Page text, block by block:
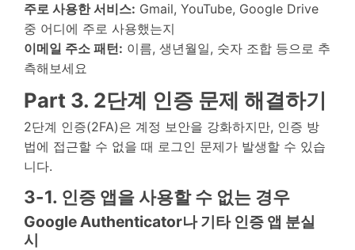
주로 사용한 서비스: Gmail, YouTube, Google Drive
중 어디에 주로 사용했는지
이메일 주소 패턴: 이름, 생년월일, 숫자 조합 등으로 추
측해보세요
Part 3. 2단계 인증 문제 해결하기
2단계 인증(2FA)은 계정 보안을 강화하지만, 인증 방
법에 접근할 수 없을 때 로그인 문제가 발생할 수 있습
니다.
3-1. 인증 앱을 사용할 수 없는 경우
Google Authenticator나 기타 인증 앱 분실
시